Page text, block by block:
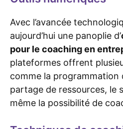
Avec l’avancée
aujourd’hui une panoplie d’
pour le coaching en
plateformes offrent
comme la programmation
partage de ressources, le
même la possibilité de